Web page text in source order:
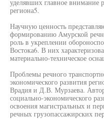
уделявших главное внимание
региона5.
Научную ценность
формированию Амурской
роль в укреплении
Востока6. В них
материально-техническое
Проблемы речного
экономического развития
Врадия и Д.В. Мурзаева.
социально-экономического
освоения магистральных и
речных грузопассажирских